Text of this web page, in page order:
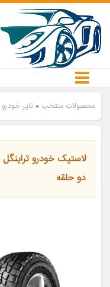
محصولات منتخب » تایر خودرو
دو حلقه